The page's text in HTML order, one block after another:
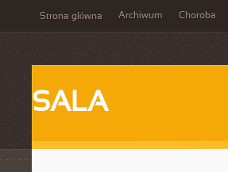
Strona główna Archiwum Choroba
SALA